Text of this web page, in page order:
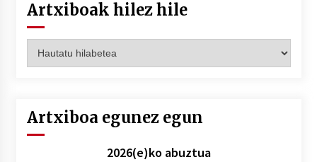
Artxiboak hilez hile
hilez
Artxiboa egunez egun
2026(e)ko abuztua